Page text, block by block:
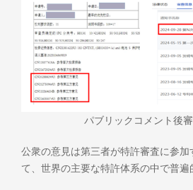
パブリックコメント後
公衆の意見は第三者が特許審査に参加
て、世界の主要な特許体系の中で普遍